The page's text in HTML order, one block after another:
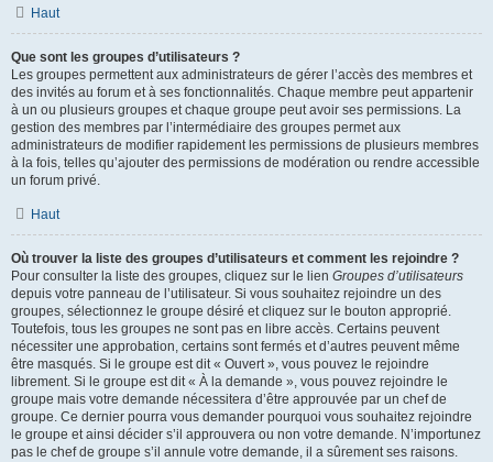
Haut
Que sont les groupes d’utilisateurs ?
Les groupes permettent aux administrateurs de gérer l’accès des membres et
des invités au forum et à ses fonctionnalités. Chaque membre peut appartenir
à un ou plusieurs groupes et chaque groupe peut avoir ses permissions. La
gestion des membres par l’intermédiaire des groupes permet aux
administrateurs de modifier rapidement les permissions de plusieurs membres
à la fois, telles qu’ajouter des permissions de modération ou rendre accessible
un forum privé.
Haut
Où trouver la liste des groupes d’utilisateurs et comment les rejoindre ?
Pour consulter la liste des groupes, cliquez sur le lien Groupes d’utilisateurs
depuis votre panneau de l’utilisateur. Si vous souhaitez rejoindre un des
groupes, sélectionnez le groupe désiré et cliquez sur le bouton approprié.
Toutefois, tous les groupes ne sont pas en libre accès. Certains peuvent
nécessiter une approbation, certains sont fermés et d’autres peuvent même
être masqués. Si le groupe est dit « Ouvert », vous pouvez le rejoindre
librement. Si le groupe est dit « À la demande », vous pouvez rejoindre le
groupe mais votre demande nécessitera d’être approuvée par un chef de
groupe. Ce dernier pourra vous demander pourquoi vous souhaitez rejoindre
le groupe et ainsi décider s’il approuvera ou non votre demande. N’importunez
pas le chef de groupe s’il annule votre demande, il a sûrement ses raisons.